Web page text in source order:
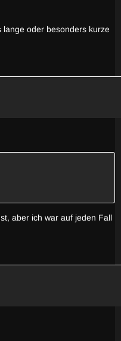
oder besonders kurze
aber ich war auf jeden Fall